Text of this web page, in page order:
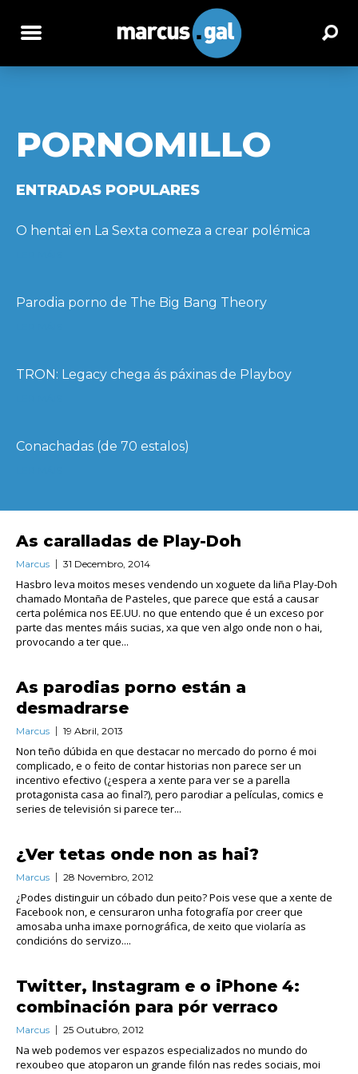
PORNOMILLO
ENTRADAS POPULARES
O hentai en La Sexta comeza a crear polémica
Parodia porno de The Big Bang Theory
TRON: Legacy chega ás páxinas de Playboy
Conachadas (de 70 estalos)
As caralladas de Play-Doh
Marcus 31 Decembro, 2014
Hasbro leva moitos meses vendendo un xoguete da liña Play-Doh
chamado Montaña de Pasteles, que parece que está a causar
certa polémica nos EE.UU. no que entendo que é un exceso por
parte das mentes máis sucias, xa que ven algo onde non o hai,
provocando a ter que...
As parodias porno están a
desmadrarse
Marcus 19 Abril, 2013
Non teño dúbida en que destacar no mercado do porno é moi
complicado, e o feito de contar historias non parece ser un
incentivo efectivo (¿espera a xente para ver se a parella
protagonista casa ao final?), pero parodiar a películas, comics e
series de televisión si parece ter...
¿Ver tetas onde non as hai?
Marcus 28 Novembro, 2012
¿Podes distinguir un cóbado dun peito? Pois vese que a xente de
Facebook non, e censuraron unha fotografía por creer que
amosaba unha imaxe pornográfica, de xeito que violaría as
condicións do servizo....
Twitter, Instagram e o iPhone 4:
combinación para pór verraco
Marcus 25 Outubro, 2012
Na web podemos ver espazos especializados no mundo do
rexoubeo que atoparon un grande filón nas redes sociais, moi